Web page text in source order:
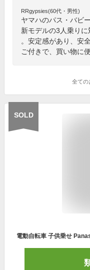
RRgypsies(60代・男性)
ヤマハのパス・バビ
新モデルの3人乗り
。安定感があり、安
ご付きで、買い物に
全ての
SOLD